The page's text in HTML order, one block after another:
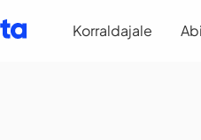
Korraldajale